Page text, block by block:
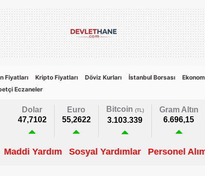
Fiyatları Kripto Fiyatları Döviz Kurları İstanbul Borsası
Eczaneler
Dolar
47,7102
Euro
55,2622
Bitcoin (TL)
3.103.339
Gram Altın
6.696,15
Maddi Yardım Sosyal Yardımlar Personel